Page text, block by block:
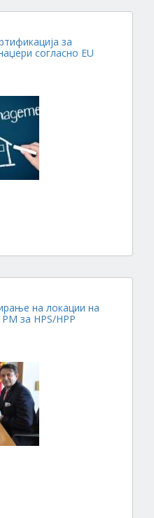
за
согласно EU
на локации на
за HPS/HPP